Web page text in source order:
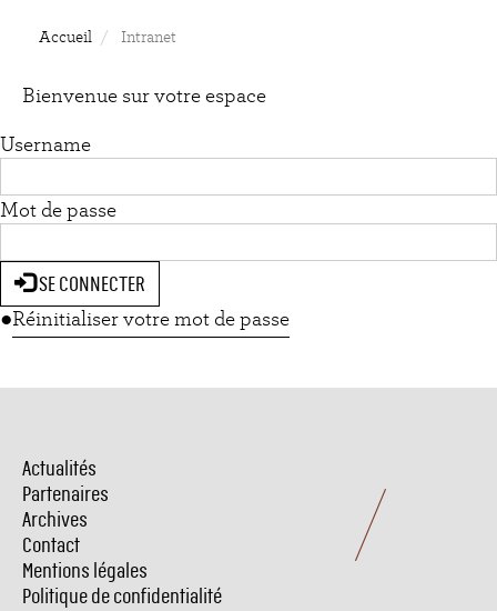
Accueil Intranet
Bienvenue sur votre espace
Username
Mot de passe
SE CONNECTER
Réinitialiser votre mot de passe
Menu
Pied
de
page
Actualités
Partenaires
Archives
Contact
Mentions légales
Politique de confidentialité